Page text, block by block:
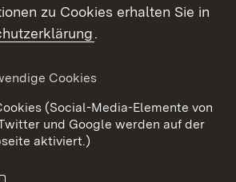
Datenschutz
Cookies
zu Cookies erhalten Sie in
.
Cookies
(Social-Media-Elemente von
und Google werden auf der
aktiviert.)